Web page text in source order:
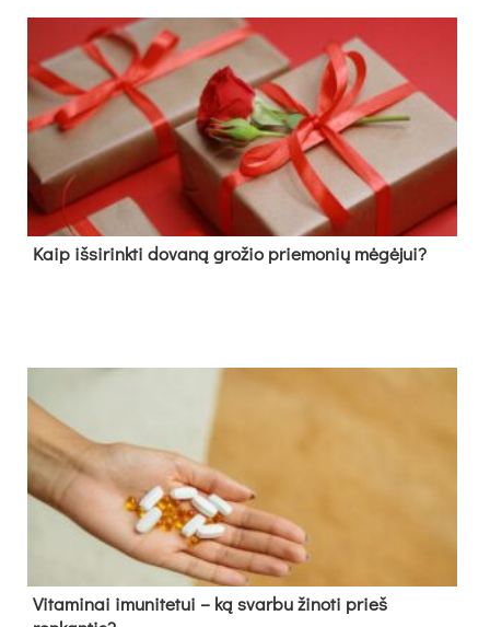
Kaip išsirinkti dovaną grožio priemonių mėgėjui?
Vitaminai imunitetui – ką svarbu žinoti prieš